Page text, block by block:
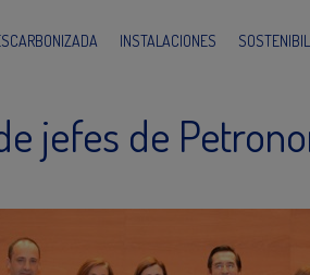
INSTALACIONES
jefes de